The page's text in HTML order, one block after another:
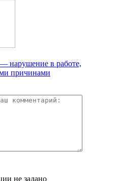
нарушение в работе,
причинами